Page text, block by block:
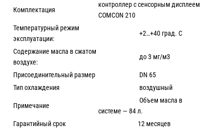
Комплектация
контроллер с сенсорным дисплеем
COMCON 210
Температурный режим
эксплуатации:
+2…+40 град. С
Содержание масла в сжатом
воздухе:
до 3 мг/м3
Присоединительный размер
DN 65
Тип охлаждения
воздушный
Примечание
Объем масла в
системе — 84 л.
Гарантийный срок
12 месяцев